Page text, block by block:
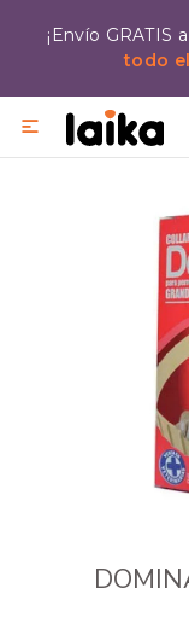
¡Envío GRATIS
todo
